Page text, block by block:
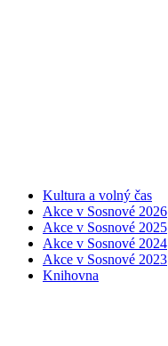
Kultura a volný čas
Akce v Sosnové 2026
Akce v Sosnové 2025
Akce v Sosnové 2024
Akce v Sosnové 2023
Knihovna